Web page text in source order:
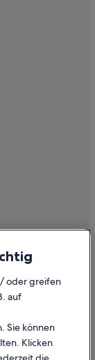
oder greifen
auf
Sie können
Klicken